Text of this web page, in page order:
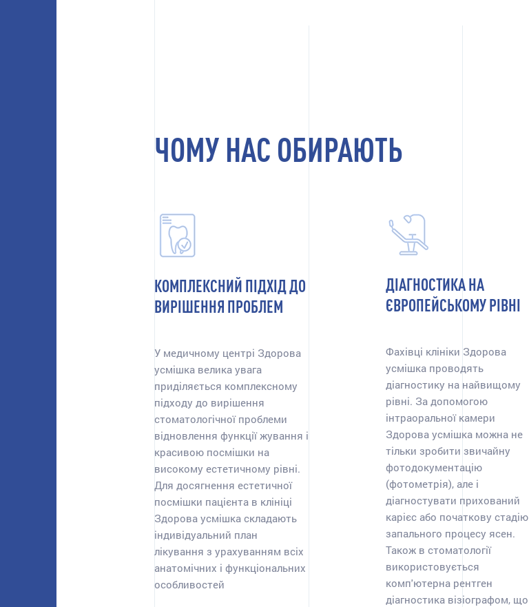
ЧОМУ НАС ОБИРАЮТЬ
КОМПЛЕКСНИЙ ПІДХІД ДО
ВИРІШЕННЯ ПРОБЛЕМ
У медичному центрі Здорова
усмішка велика увага
приділяється комплексному
підходу до вирішення
стоматологічної проблеми
відновлення функції жування і
красивою посмішки на
високому естетичному рівні.
Для досягнення естетичної
посмішки пацієнта в клініці
Здорова усмішка складають
індивідуальний план
лікування з урахуванням всіх
анатомічних і функціональних
особливостей
ДІАГНОСТИКА НА
ЄВРОПЕЙСЬКОМУ РІВНІ
Фахівці клініки Здорова
усмішка проводять
діагностику на найвищому
рівні. За допомогою
інтраоральної камери
Здорова усмішка можна не
тільки зробити звичайну
фотодокументацію
(фотометрія), але і
діагностувати прихований
карієс або початкову стадію
запального процесу ясен.
Також в стоматології
використовується
комп'ютерна рентген
діагностика візіографом, що